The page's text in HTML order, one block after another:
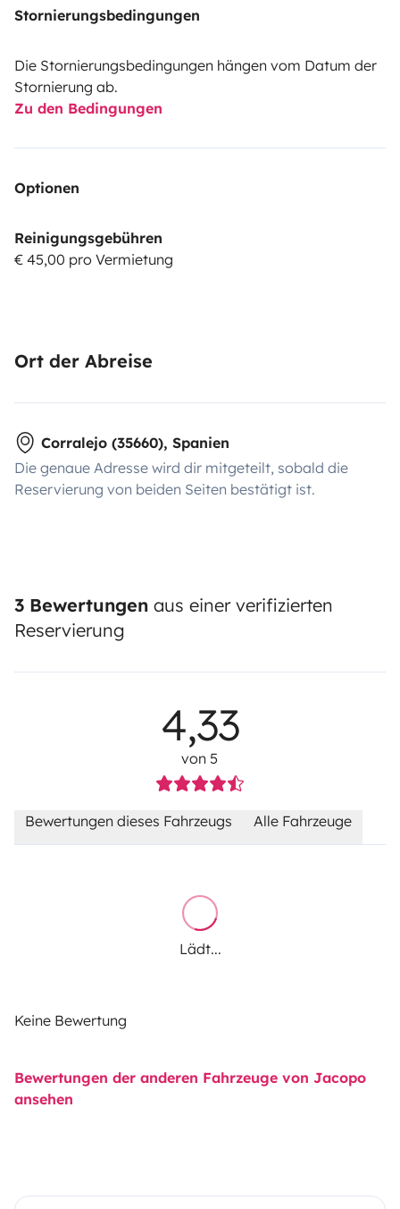
Stornierungsbedingungen
Die Stornierungsbedingungen hängen vom Datum der
Stornierung ab.
Zu den Bedingungen
Optionen
Reinigungsgebühren
€ 45,00 pro Vermietung
Ort der Abreise
Corralejo (35660), Spanien
Die genaue Adresse wird dir mitgeteilt, sobald die
Reservierung von beiden Seiten bestätigt ist.
3 Bewertungen aus einer verifizierten
Reservierung
4,33
von 5
Bewertungen dieses Fahrzeugs Alle Fahrzeuge
Lädt...
Keine Bewertung
Bewertungen der anderen Fahrzeuge von Jacopo
ansehen